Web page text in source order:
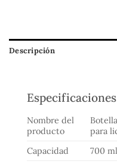
Descripción
Especificaciones
Nombre del
producto
para
Capacidad
700 ml